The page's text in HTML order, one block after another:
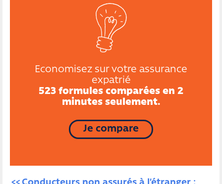
Economisez sur votre assurance
expatrié
523 formules comparées en 2
minutes seulement.
Je compare